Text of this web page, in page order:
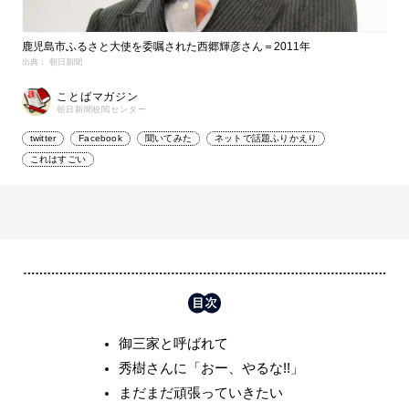
鹿児島市ふるさと大使を委嘱された西郷輝彦さん＝2011年
出典： 朝日新聞
ことばマガジン
朝日新聞校閲センター
twitter Facebook 聞いてみた ネットで話題ふりかえり
これはすごい
御三家と呼ばれて
秀樹さんに「おー、やるな!!」
まだまだ頑張っていきたい